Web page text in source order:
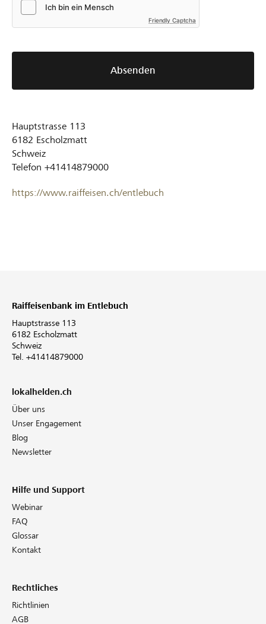
Friendly Captcha
Absenden
Hauptstrasse 113
6182 Escholzmatt
Schweiz
Telefon +41414879000
https://www.raiffeisen.ch/entlebuch
Raiffeisenbank im Entlebuch
Hauptstrasse 113
6182 Escholzmatt
Schweiz
Tel. +41414879000
lokalhelden.ch
Über uns
Unser Engagement
Blog
Newsletter
Hilfe und Support
Webinar
FAQ
Glossar
Kontakt
Rechtliches
Richtlinien
AGB